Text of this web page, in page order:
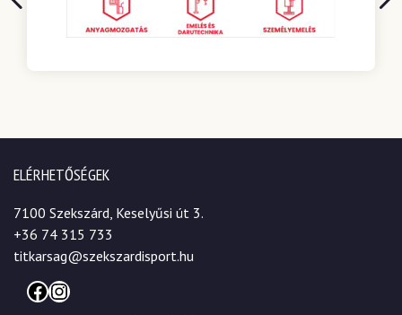
ELÉRHETŐSÉGEK
7100 Szekszárd, Keselyűsi út 3.
+36 74 315 733
titkarsag@szekszardisport.hu
Facebook
Instagram